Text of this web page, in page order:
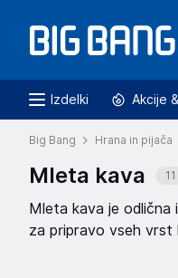
Izdelki Akcije
Big Bang Hrana in pijača
Mleta kava 11
Mleta kava je odlična
za pripravo vseh vrst